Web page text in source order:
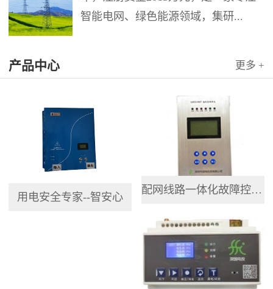
智能电网、绿色能源领域，集研...
产品中心 更多 +
用电安全专家--智安心
配网线路一体化故障控制终端